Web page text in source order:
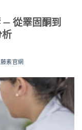
從睪固酮到
素官網